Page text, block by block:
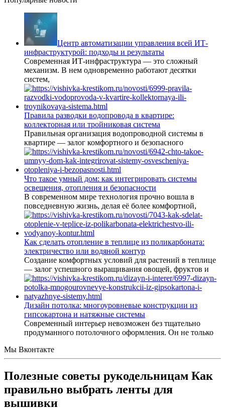
Центр автоматизации управления всей ИТ-
инфраструктурой: подходы и результаты
Современная ИТ-инфраструктура — это сложный
механизм. В нем одновременно работают десятки
систем,
Правила разводки водопровода в квартире:
коллекторная или тройниковая система
Правильная организация водопроводной системы в
квартире — залог комфортного и безопасного
Что такое умный дом: как интегрировать системы
освещения, отопления и безопасности
В современном мире технология прочно вошла в
повседневную жизнь, делая её более комфортной,
Как сделать отопление в теплице из поликарбоната:
электричество или водяной контур
Создание комфортных условий для растений в теплице
— залог успешного выращивания овощей, фруктов и
Дизайн потолка: многоуровневые конструкции из
гипсокартона и натяжные системы
Современный интерьер невозможен без тщательно
продуманного потолочного оформления. Он не только
Мы Вконтакте
Полезные советы рукодельницам Как
правильно выбрать ленты для
вышивки